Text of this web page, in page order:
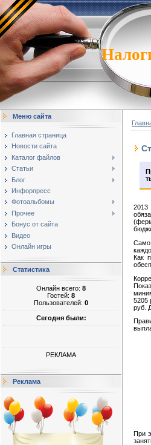
Меню сайта
Главная страница
Новости сайта
Каталог файлов
Статьи
Блог
Инфорпресс
Фотоальбомы
Прочее
Бонус от сайта
Видео
Онлайн игры
Статистика
Онлайн всего: 8
Гостей: 8
Пользователей: 0
Сегодня были:
РЕКЛАМА
Реклама
2013
Само
Как
5205
руб.
При